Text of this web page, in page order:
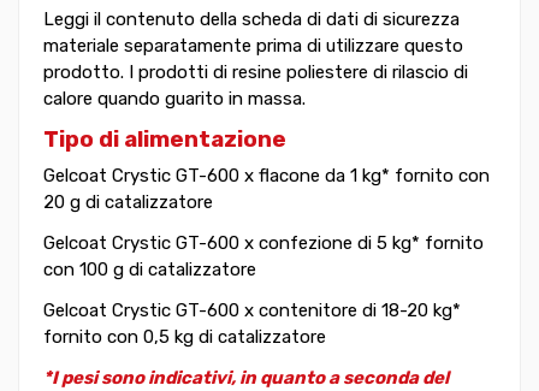
Leggi il contenuto della scheda di dati di sicurezza
materiale separatamente prima di utilizzare questo
prodotto. I prodotti di resine poliestere di rilascio di
calore quando guarito in massa.
Tipo di alimentazione
Gelcoat Crystic GT-600 x flacone da 1 kg* fornito con
20 g di catalizzatore
Gelcoat Crystic GT-600 x confezione di 5 kg* fornito
con 100 g di catalizzatore
Gelcoat Crystic GT-600 x contenitore di 18-20 kg*
fornito con 0,5 kg di catalizzatore
*I pesi sono indicativi, in quanto a seconda del